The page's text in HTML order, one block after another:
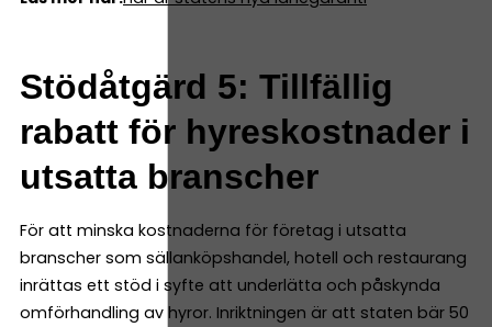
Stödåtgärd 5: Tillfällig
rabatt för hyreskostnader i
utsatta branscher
För att minska kostnaderna för företag i utsatta
branscher som sällanköpshandel, hotell och restaurang
inrättas ett stöd i syfte att underlätta och påskynda
omförhandling av hyror. Inriktningen är att staten bär 50